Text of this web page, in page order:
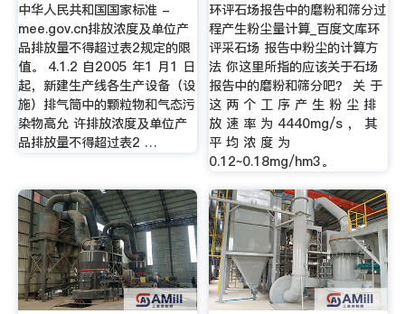
中华人民共和国国家标准 -
mee.gov.cn排放浓度及单位产
品排放量不得超过表2规定的限
值。 4.1.2 自2005 年1 月1 日
起，新建生产线各生产设备（设
施）排气筒中的颗粒物和气态污
染物高允 许排放浓度及单位产
品排放量不得超过表2 …
环评石场报告中的磨粉和筛分过
程产生粉尘量计算_百度文库环
评采石场 报告中粉尘的计算方
法 你这里所指的应该关于石场
报告中的磨粉和筛分吧？ 关 于
这 两 个 工 序 产 生 粉 尘 排
放 速 率 为 4440mg/s ， 其
平 均 浓 度 为
0.12~0.18mg/hm3。